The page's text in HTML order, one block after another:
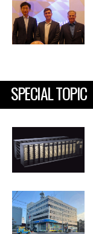
SPECIAL TOPIC